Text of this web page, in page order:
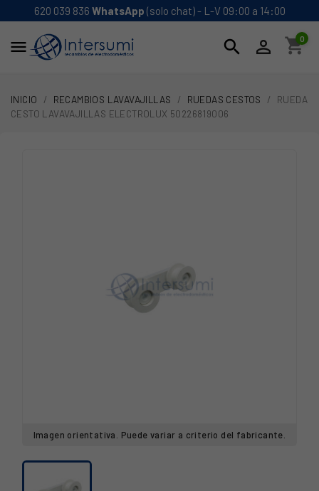
620 039 836 WhatsApp (solo chat) - L-V 09:00 a 14:00
 search  shopping_cart
0
INICIO RECAMBIOS LAVAVAJILLAS RUEDAS CESTOS
RUEDA
CESTO LAVAVAJILLAS ELECTROLUX 50226819006
Imagen orientativa. Puede variar a criterio del fabricante.